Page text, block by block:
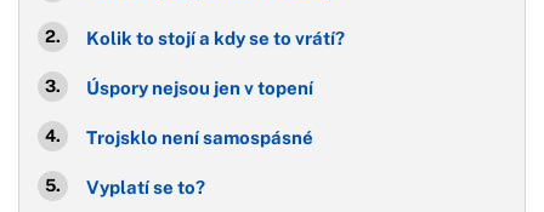
Kolik to stojí a kdy se to vrátí?
Úspory nejsou jen v topení
Trojsklo není samospásné
Vyplatí se to?